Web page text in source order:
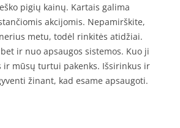
pigių kainų. Kartais galima
akcijomis. Nepamirškite,
metu, todėl rinkitės atidžiai.
ir nuo apsaugos sistemos. Kuo ji
ir mūsų turtui pakenks. Išsirinkus ir
žinant, kad esame apsaugoti.